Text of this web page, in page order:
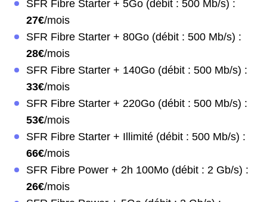
SFR Fibre Starter + 5Go (débit : 500 Mb/s) :
27€/mois
SFR Fibre Starter + 80Go (débit : 500 Mb/s) :
28€/mois
SFR Fibre Starter + 140Go (débit : 500 Mb/s) :
33€/mois
SFR Fibre Starter + 220Go (débit : 500 Mb/s) :
53€/mois
SFR Fibre Starter + Illimité (débit : 500 Mb/s) :
66€/mois
SFR Fibre Power + 2h 100Mo (débit : 2 Gb/s) :
26€/mois